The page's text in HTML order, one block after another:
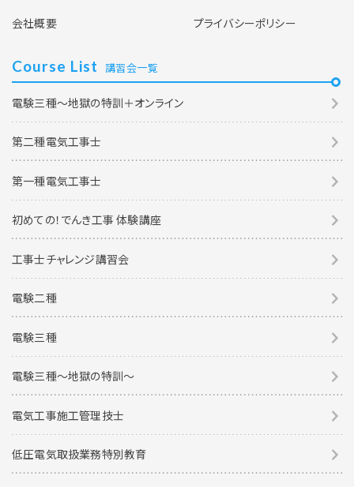
会社概要
プライバシーポリシー
Course List 講習会一覧
電験三種～地獄の特訓＋オンライン
第二種電気工事士
第一種電気工事士
初めての！でんき工事 体験講座
工事士チャレンジ講習会
電験二種
電験三種
電験三種〜地獄の特訓〜
電気工事施工管理技士
低圧電気取扱業務特別教育